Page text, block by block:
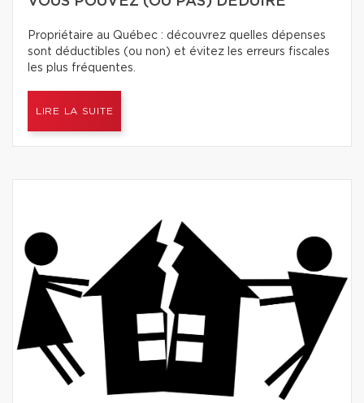
Propriétaire au Québec : découvrez quelles dépenses
sont déductibles (ou non) et évitez les erreurs fiscales
les plus fréquentes.
LIRE LA SUITE